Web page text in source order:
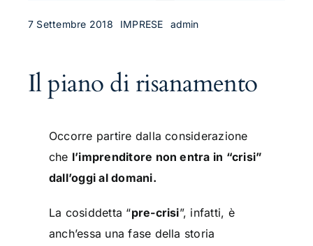
7 Settembre 2018 IMPRESE admin
Il piano di risanamento
Occorre partire dalla considerazione
che l’imprenditore non entra in “crisi”
dall’oggi al domani.
La cosiddetta “pre-crisi”, infatti, è
anch’essa una fase della storia